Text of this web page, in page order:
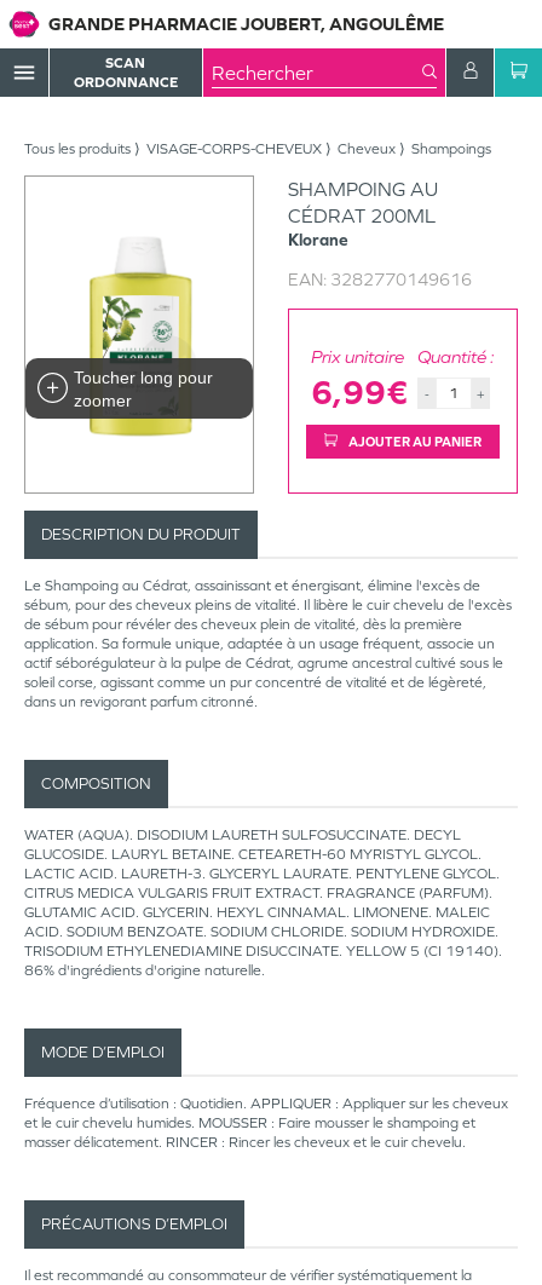
GRANDE PHARMACIE JOUBERT, ANGOULÊME
menu
SCAN
ORDONNANCE
Tous les produits VISAGE-CORPS-CHEVEUX Cheveux Shampoings
Toucher long pour
zoomer
SHAMPOING AU
CÉDRAT 200ML
Klorane
EAN: 3282770149616
Prix unitaire
6,99€
Quantité :
- +
AJOUTER AU PANIER
DESCRIPTION DU PRODUIT
Le Shampoing au Cédrat, assainissant et énergisant, élimine l'excès de
sébum, pour des cheveux pleins de vitalité. Il libère le cuir chevelu de l'excès
de sébum pour révéler des cheveux plein de vitalité, dès la première
application. Sa formule unique, adaptée à un usage fréquent, associe un
actif séborégulateur à la pulpe de Cédrat, agrume ancestral cultivé sous le
soleil corse, agissant comme un pur concentré de vitalité et de légèreté,
dans un revigorant parfum citronné.
COMPOSITION
WATER (AQUA). DISODIUM LAURETH SULFOSUCCINATE. DECYL
GLUCOSIDE. LAURYL BETAINE. CETEARETH-60 MYRISTYL GLYCOL.
LACTIC ACID. LAURETH-3. GLYCERYL LAURATE. PENTYLENE GLYCOL.
CITRUS MEDICA VULGARIS FRUIT EXTRACT. FRAGRANCE (PARFUM).
GLUTAMIC ACID. GLYCERIN. HEXYL CINNAMAL. LIMONENE. MALEIC
ACID. SODIUM BENZOATE. SODIUM CHLORIDE. SODIUM HYDROXIDE.
TRISODIUM ETHYLENEDIAMINE DISUCCINATE. YELLOW 5 (CI 19140).
86% d'ingrédients d'origine naturelle.
MODE D’EMPLOI
Fréquence d’utilisation : Quotidien. APPLIQUER : Appliquer sur les cheveux
et le cuir chevelu humides. MOUSSER : Faire mousser le shampoing et
masser délicatement. RINCER : Rincer les cheveux et le cuir chevelu.
PRÉCAUTIONS D’EMPLOI
Il est recommandé au consommateur de vérifier systématiquement la